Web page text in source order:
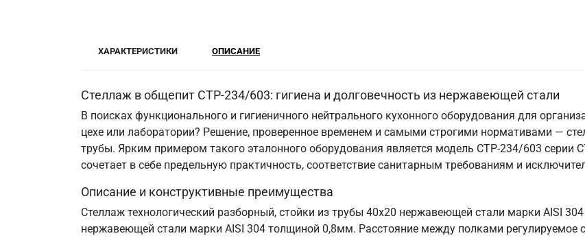
ХАРАКТЕРИСТИКИ ОПИСАНИЕ
Стеллаж в общепит СТР-234/603: гигиена и долговечность из нержавеющей стали
В поисках функционального и гигиеничного нейтрального кухонного оборудования для
цехе или лаборатории? Решение, проверенное временем и самыми строгими нормативами —
трубы. Ярким примером такого эталонного оборудования является модель СТР-234/603 серии
сочетает в себе предельную практичность, соответствие санитарным требованиям и
Описание и конструктивные преимущества
Стеллаж технологический разборный, стойки из трубы 40х20 нержавеющей стали марки AISI
нержавеющей стали марки AISI 304 толщиной 0,8мм. Расстояние между полками